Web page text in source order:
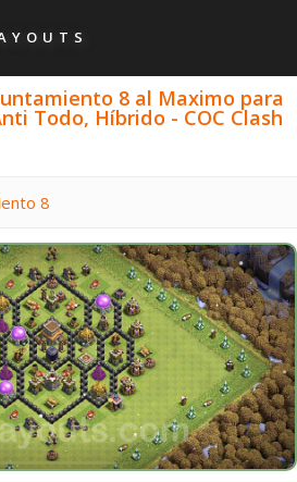
8 al Maximo para
Todo, Híbrido - COC Clash
8